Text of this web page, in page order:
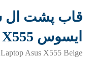
قاب پشت ال
ایسوس Case A Asus X555 بژ-فلزی
Asus X555 Beige